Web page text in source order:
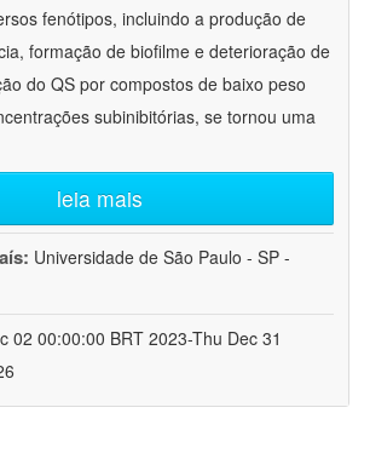
fenótipos, incluindo a produção de
formação de biofilme e deterioração de
do QS por compostos de baixo peso
subinibitórias, se tornou uma
leia mais
Universidade de São Paulo - SP -
02 00:00:00 BRT 2023-Thu Dec 31